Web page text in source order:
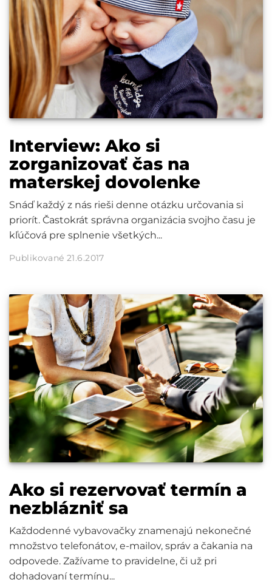
Interview: Ako si
zorganizovať čas na
materskej dovolenke
Snáď každý z nás rieši denne otázku určovania si
priorít. Častokrát správna organizácia svojho času je
kľúčová pre splnenie všetkých...
Publikované 21.6.2017
Ako si rezervovať termín a
nezblázniť sa
Každodenné vybavovačky znamenajú nekonečné
množstvo telefonátov, e-mailov, správ a čakania na
odpovede. Zažívame to pravidelne, či už pri
dohadovaní termínu...